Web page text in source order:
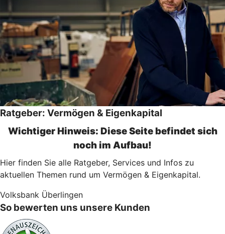
Ratgeber: Vermögen & Eigenkapital
Wichtiger Hinweis: Diese Seite befindet sich
noch im Aufbau!
Hier finden Sie alle Ratgeber, Services und Infos zu
aktuellen Themen rund um Vermögen & Eigenkapital.
Volksbank Überlingen
So bewerten uns unsere Kunden